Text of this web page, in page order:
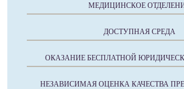
МЕДИЦИНСКОЕ
ДОСТУПНАЯ СРЕДА
ОКАЗАНИЕ БЕСПЛАТНОЙ
НЕЗАВИСИМАЯ ОЦЕНКА КАЧЕСТВА